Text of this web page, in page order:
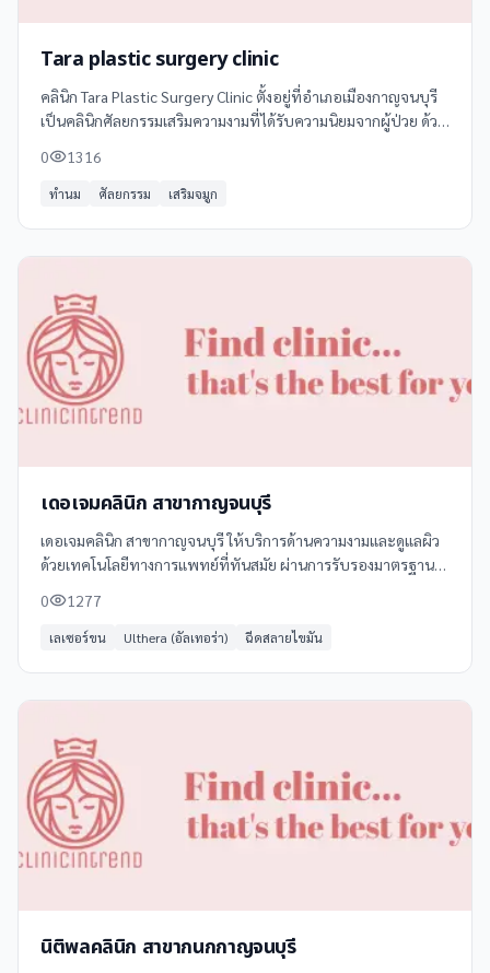
Tara plastic surgery clinic
คลินิก Tara Plastic Surgery Clinic ตั้งอยู่ที่อำเภอเมืองกาญจนบุรี
เป็นคลินิกศัลยกรรมเสริมความงามที่ได้รับความนิยมจากผู้ป่วย ด้วย
0 1316
ทำนม ศัลยกรรม เสริมจมูก
เดอเจมคลินิก สาขากาญจนบุรี
เดอเจมคลินิก สาขากาญจนบุรี ให้บริการด้านความงามและดูแลผิว
ด้วยเทคโนโลยีทางการแพทย์ที่ทันสมัย ผ่านการรับรองมาตรฐาน
0 1277
เลเซอร์ขน Ulthera (อัลเทอร่า) ฉีดสลายไขมัน
นิติพลคลินิก สาขากนกกาญจนบุรี